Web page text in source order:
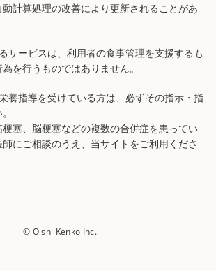
動計算処理の改善により更新されることがあ
サービスは、利用者の食事管理を支援するも
を行うものではありません。
養指導を受けている方は、必ずその指示・指
塞、脳梗塞などの複数の合併症を患ってい
にご相談のうえ、当サイトをご利用くださ
© Oishi Kenko Inc.